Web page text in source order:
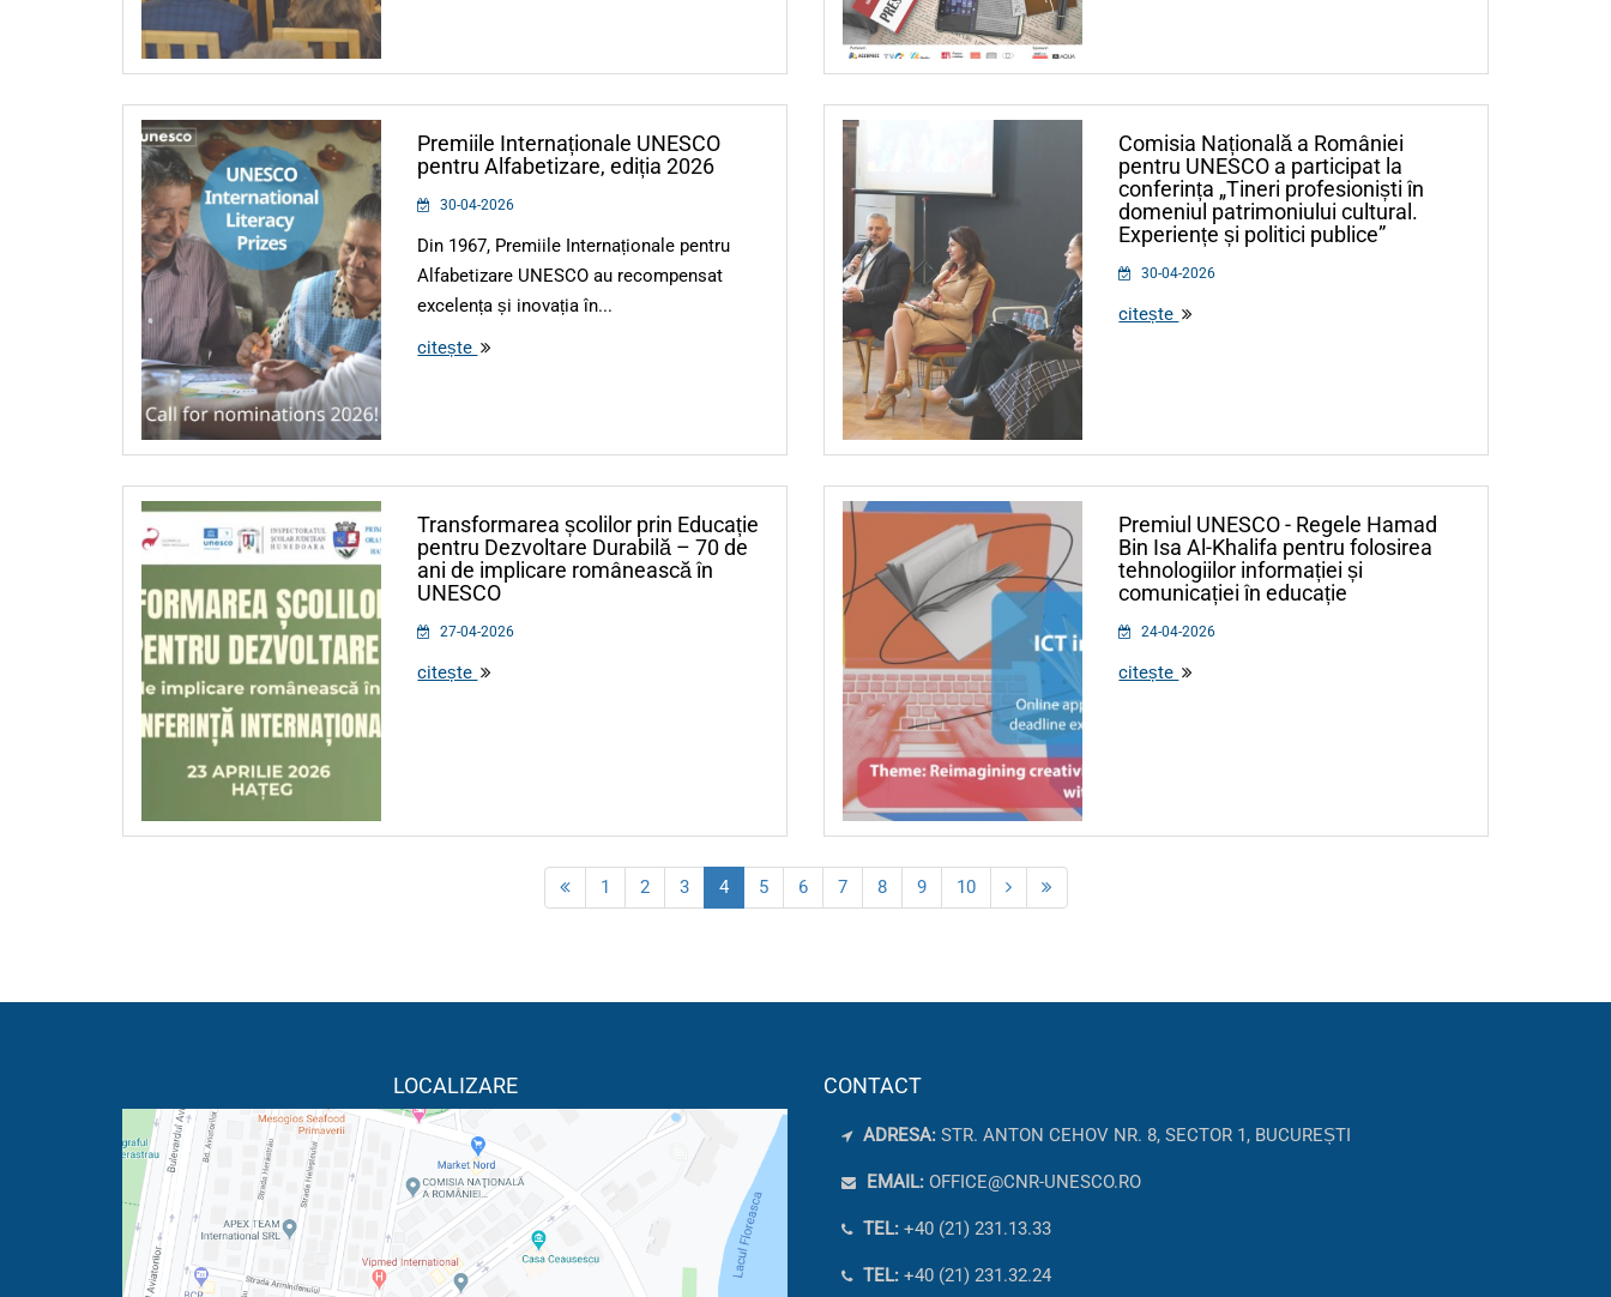
Premiile Internaționale UNESCO
pentru Alfabetizare, ediția 2026
30-04-2026
Din 1967, Premiile Internaționale pentru
Alfabetizare UNESCO au recompensat
excelența și inovația în...
citește
Comisia Națională a României
pentru UNESCO a participat la
conferința „Tineri profesioniști în
domeniul patrimoniului cultural.
Experiențe și politici publice”
30-04-2026
citește
Transformarea școlilor prin Educație
pentru Dezvoltare Durabilă – 70 de
ani de implicare românească în
UNESCO
27-04-2026
citește
Premiul UNESCO - Regele Hamad
Bin Isa Al-Khalifa pentru folosirea
tehnologiilor informației și
comunicației în educație
24-04-2026
citește
1 2 3 4 5 6 7 8 9 10
LOCALIZARE CONTACT
ADRESA: STR. ANTON CEHOV NR. 8, SECTOR 1, BUCUREȘTI
EMAIL: OFFICE@CNR-UNESCO.RO
TEL: +40 (21) 231.13.33
TEL: +40 (21) 231.32.24